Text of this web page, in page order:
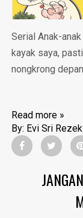
Serial Anak-
kayak saya,
nongkrong
Read more »
By: Evi Sri